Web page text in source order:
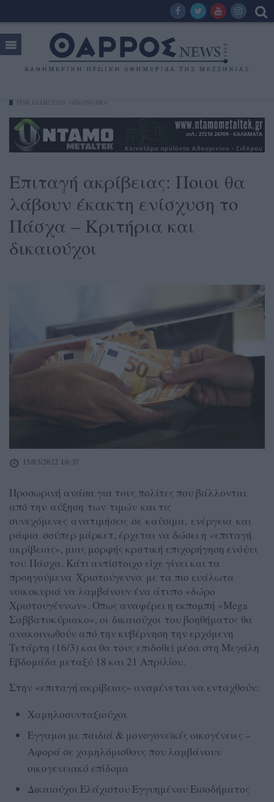
Επιταγή ακρίβειας: Ποιοι θα
λάβουν έκακτη ενίσχυση το
Πάσχα – Κριτήρια και
δικαιούχοι
13/03/2022 10:37
Προσωρινή ανάσα για τους πολίτες που βάλλονται
από την αύξηση των τιμών και τις
συνεχόμενες ανατιμήσεις σε καύσιμα, ενέργεια και
ράφια σούπερ μάρκετ, έρχεται να δώσει η «επιταγή
ακρίβειας», μιας μορφής κρατική επιχορήγηση ενόψει
του Πάσχα. Κάτι αντίστοιχο είχε γίνει και τα
προηγούμενα Χριστούγεννα με τα πιο ευάλωτα
νοικοκυριά να λαμβάνουν ένα άτυπο «δώρο
Χριστουγέννων». Οπως αναφέρει η εκπομπή «Mega
Σαββατοκύριακο», οι δικαιούχοι του βοηθήματος θα
ανακοινωθούν από την κυβέρνηση την ερχόμενη
Τετάρτη (16/3) και θα τους επιδοθεί μέσα στη Μεγάλη
Εβδομάδα μεταξύ 18 και 21 Απριλίου.
Στην «επιταγή ακρίβειας» αναμένεται να ενταχθούν:
Χαμηλοσυνταξιούχοι
Εγγαμοι με παιδιά & μονογονεϊκές οικογένειες –
Αφορά σε χαμηλόμισθους που λαμβάνουν
οικογενειακό επίδομα
Δικαιούχοι Ελάχιστου Εγγυημένου Εισοδήματος